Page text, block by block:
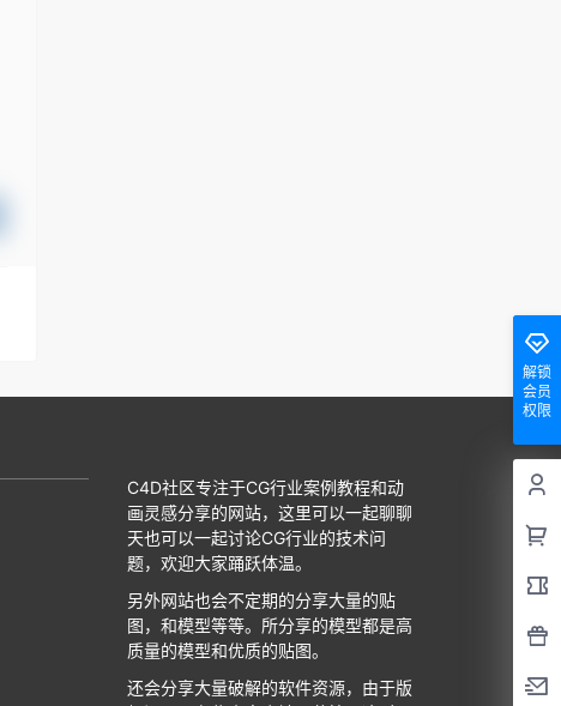
解锁
会员
权限
C4D社区专注于CG行业案例教程和动
画灵感分享的网站，这里可以一起聊聊
天也可以一起讨论CG行业的技术问
题，欢迎大家踊跃体温。
另外网站也会不定期的分享大量的贴
图，和模型等等。所分享的模型都是高
质量的模型和优质的贴图。
还会分享大量破解的软件资源，由于版